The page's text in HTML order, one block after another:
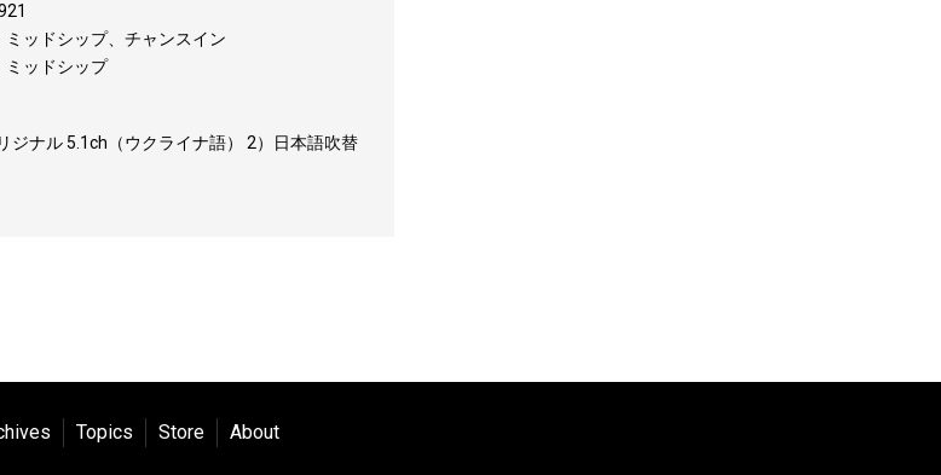
ミッドシップ、チャンスイン
ミッドシップ
ナル 5.1ch（ウクライナ語） 2）日本語吹替
Topics Store About